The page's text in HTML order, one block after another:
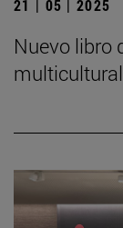
21 | 05 | 2025
Nuevo libro